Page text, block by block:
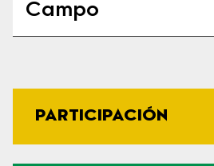
PARTICIPACIÓN
Campo